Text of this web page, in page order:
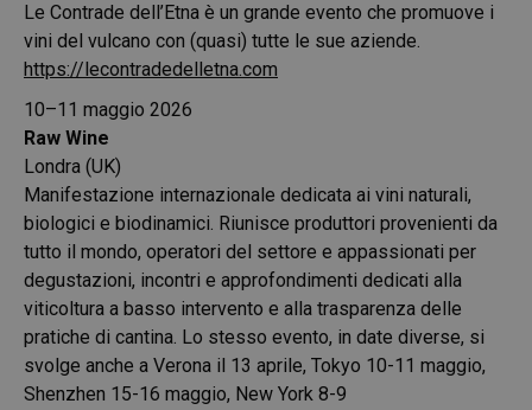
Le Contrade dell’Etna è un grande evento che promuove i
vini del vulcano con (quasi) tutte le sue aziende.
https://lecontradedelletna.com
10–11 maggio 2026
Raw Wine
Londra (UK)
Manifestazione internazionale dedicata ai vini naturali,
biologici e biodinamici. Riunisce produttori provenienti da
tutto il mondo, operatori del settore e appassionati per
degustazioni, incontri e approfondimenti dedicati alla
viticoltura a basso intervento e alla trasparenza delle
pratiche di cantina. Lo stesso evento, in date diverse, si
svolge anche a Verona il 13 aprile, Tokyo 10-11 maggio,
Shenzhen 15-16 maggio, New York 8-9